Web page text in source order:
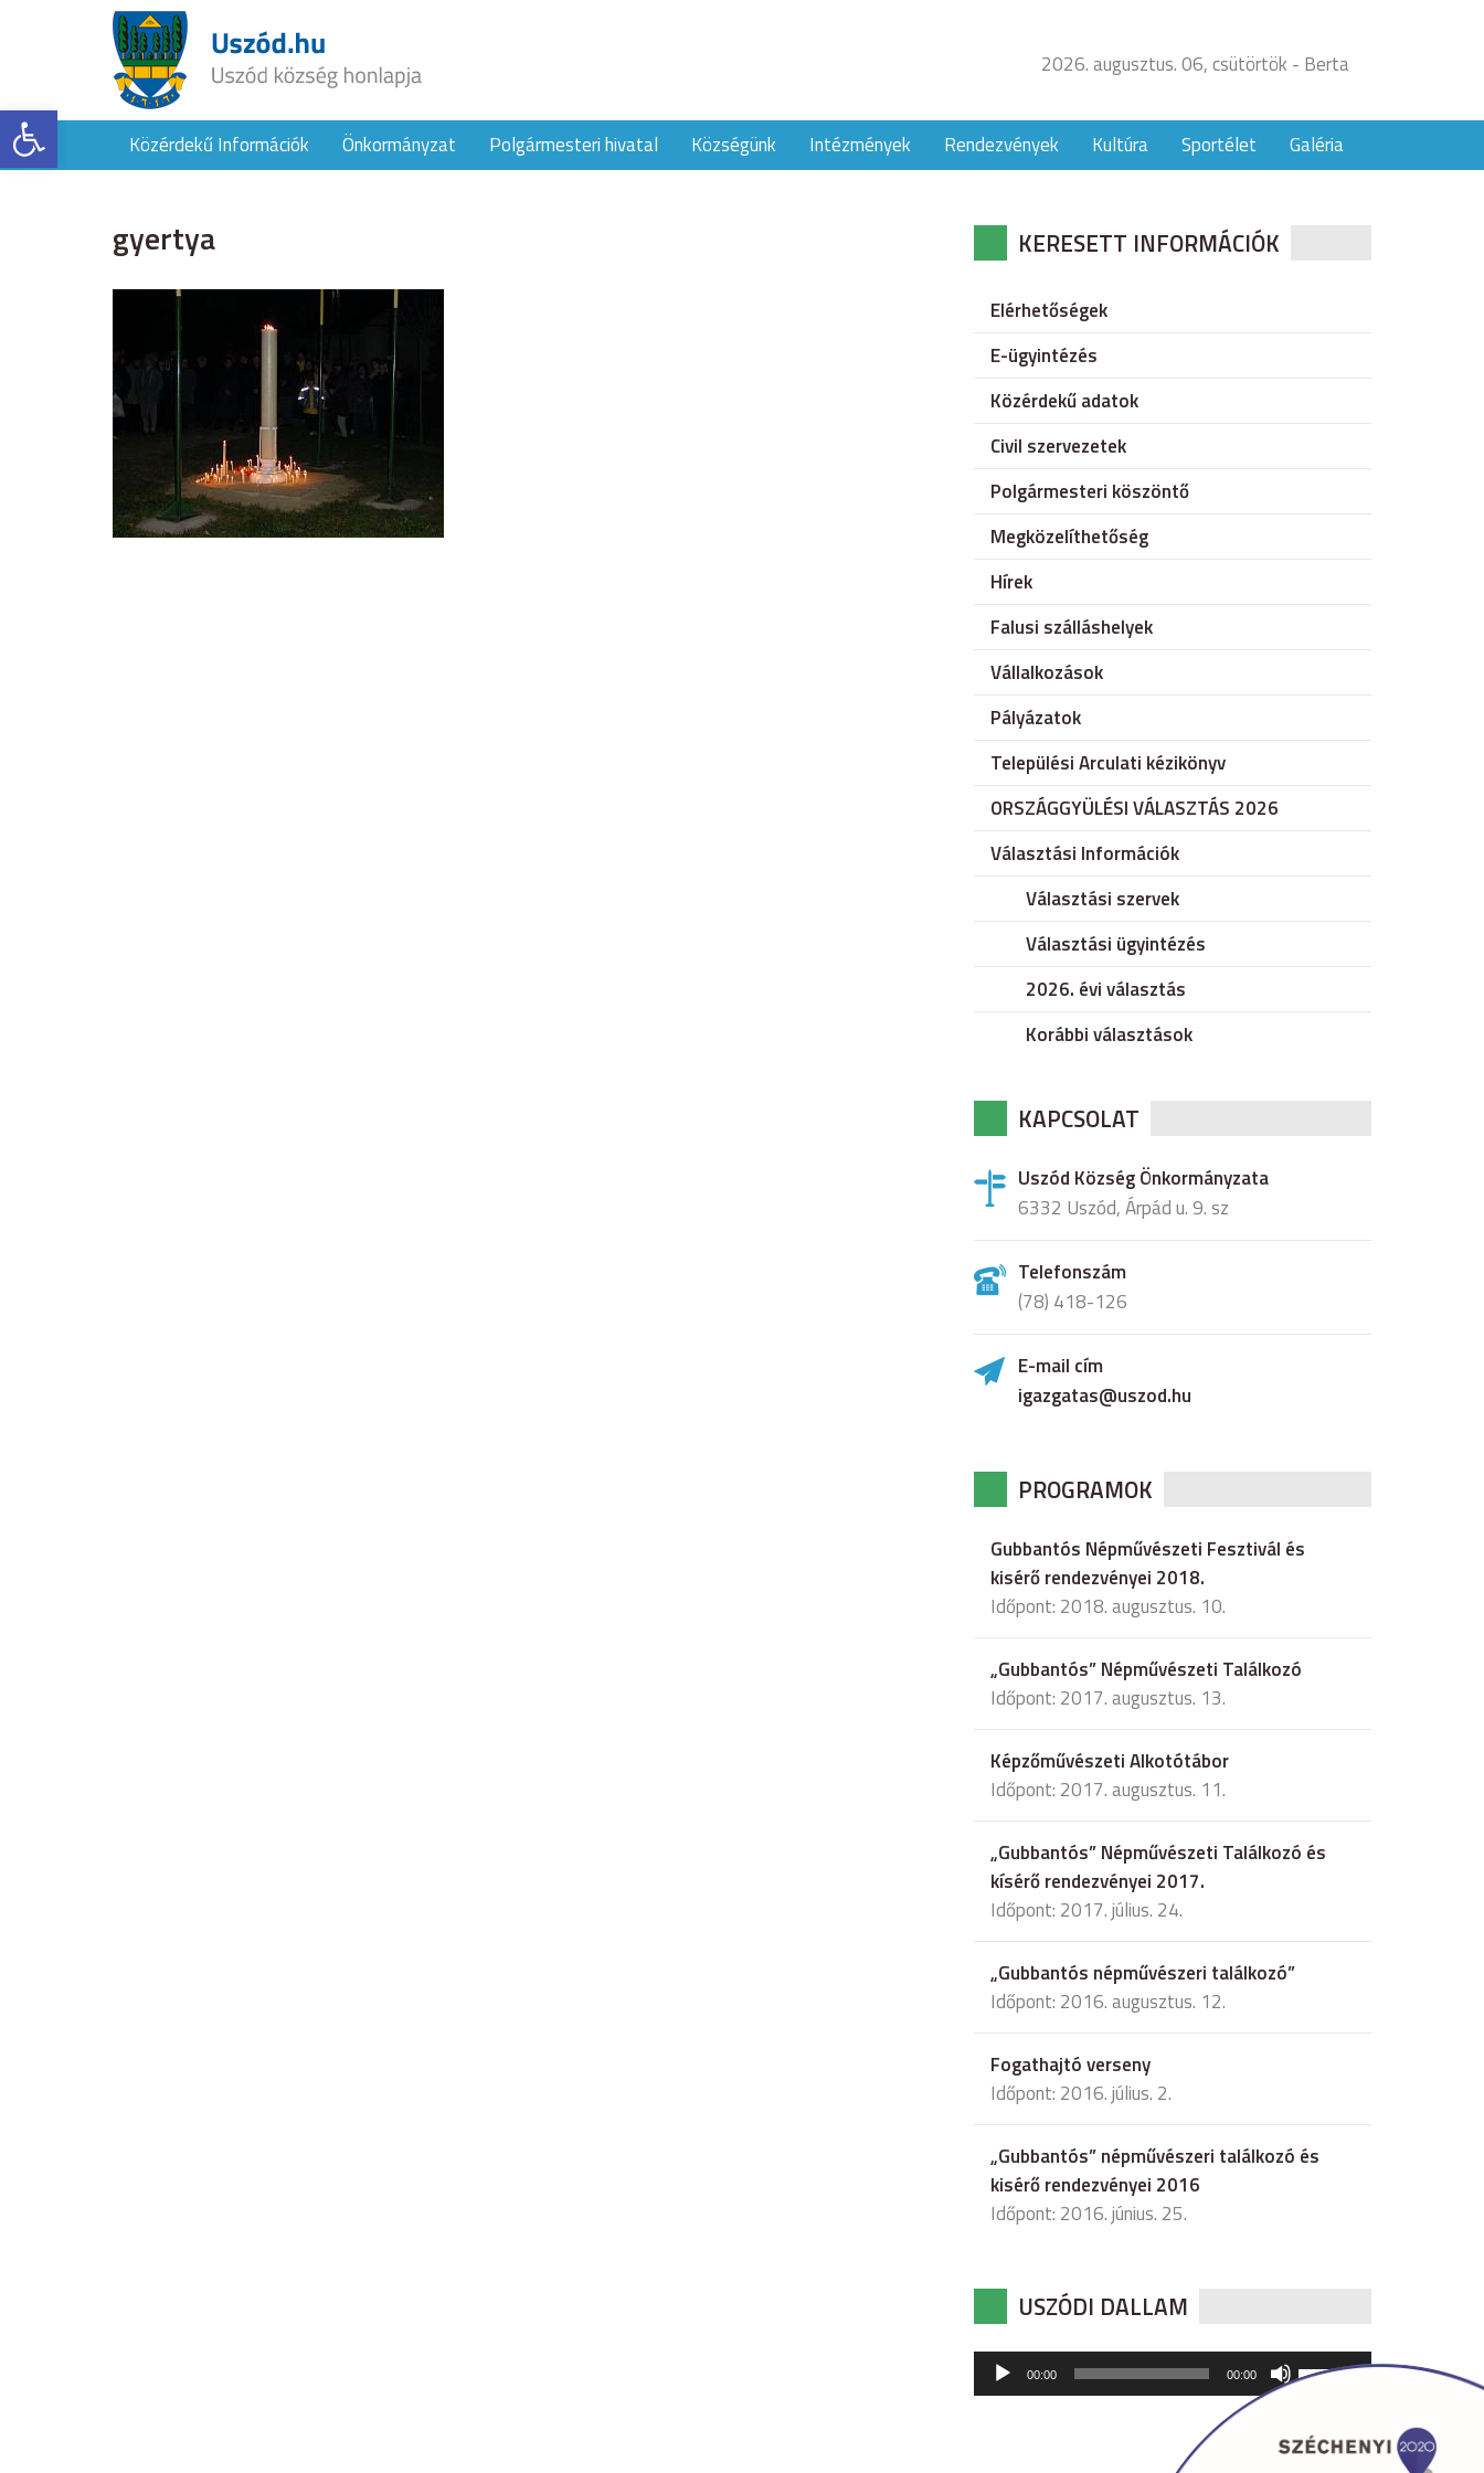
Eszköztár megnyitása
2026. augusztus. 06, csütörtök - Berta
Közérdekű Információk Önkormányzat Polgármesteri hivatal Községünk Intézmények Rendezvények Kultúra Sportélet Galéria
gyertya KERESETT INFORMÁCIÓK
Elérhetőségek
E-ügyintézés
Közérdekű adatok
Civil szervezetek
Polgármesteri köszöntő
Megközelíthetőség
Hírek
Falusi szálláshelyek
Vállalkozások
Pályázatok
Települési Arculati kézikönyv
ORSZÁGGYÜLÉSI VÁLASZTÁS 2026
Választási Információk
Választási szervek
Választási ügyintézés
2026. évi választás
Korábbi választások
KAPCSOLAT
Uszód Község Önkormányzata
6332 Uszód, Árpád u. 9. sz
Telefonszám
(78) 418-126
E-mail cím
igazgatas@uszod.hu
PROGRAMOK
Gubbantós Népművészeti Fesztivál és
kisérő rendezvényei 2018.
Időpont: 2018. augusztus. 10.
„Gubbantós” Népművészeti Találkozó
Időpont: 2017. augusztus. 13.
Képzőművészeti Alkotótábor
Időpont: 2017. augusztus. 11.
„Gubbantós” Népművészeti Találkozó és
kísérő rendezvényei 2017.
Időpont: 2017. július. 24.
„Gubbantós népművészeri találkozó”
Időpont: 2016. augusztus. 12.
Fogathajtó verseny
Időpont: 2016. július. 2.
„Gubbantós” népművészeri találkozó és
kisérő rendezvényei 2016
Időpont: 2016. június. 25.
USZÓDI DALLAM
Audió
lejátszó
00:00 00:00
hangerő
csökkentéséhez